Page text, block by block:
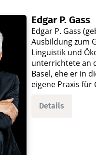
Edgar P. Gass
Edgar P. Gass
Ausbildung zum
Linguistik und
unterrichtete an
Basel, ehe er in
eigene Praxis für
Details